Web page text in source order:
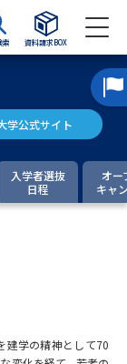
索 資料請求BOX
ンフ
学公式サイト
入学者選抜
日程
オー
キャ
建学の精神として70